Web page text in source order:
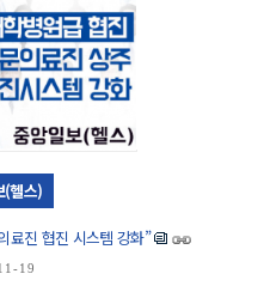
(헬스)
료진 협진 시스템 강화”
19